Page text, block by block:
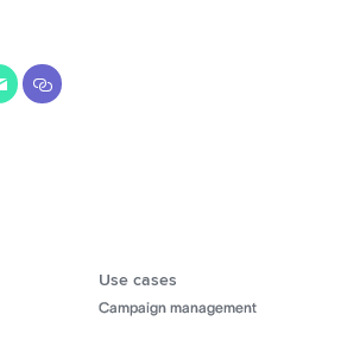
Use cases
Campaign management